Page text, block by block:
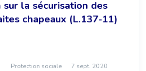
la sécurisation des
chapeaux (L.137-11)
Protection sociale 7 sept. 2020